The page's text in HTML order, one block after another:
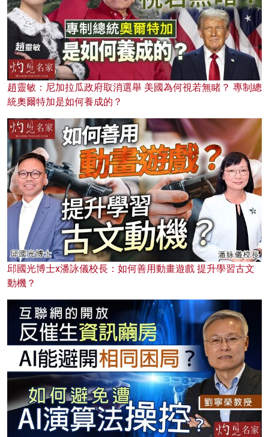
趙靈敏：尼加拉瓜政府取消選舉 美國為何視若無睹？ 專制總
統奧爾特加是如何養成的？
邱國光博士x潘詠儀校長：如何善用動畫遊戲 提升學習古文
動機？